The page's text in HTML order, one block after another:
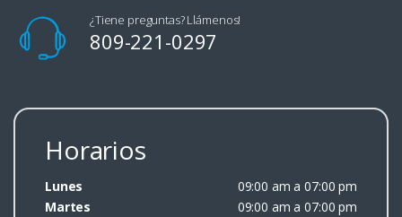
¿Tiene preguntas? Llámenos!
809-221-0297
Horarios
Lunes
09:00 am a 07:00 pm
Martes
09:00 am a 07:00 pm